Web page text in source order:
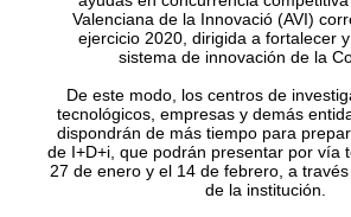
Valenciana de la Innovació (AVI)
ejercicio 2020, dirigida a fortalecer
sistema de innovación de la
De este modo, los centros de
tecnológicos, empresas y demás
dispondrán de más tiempo para
de I+D+i, que podrán presentar por vía
27 de enero y el 14 de febrero, a
de la institución.